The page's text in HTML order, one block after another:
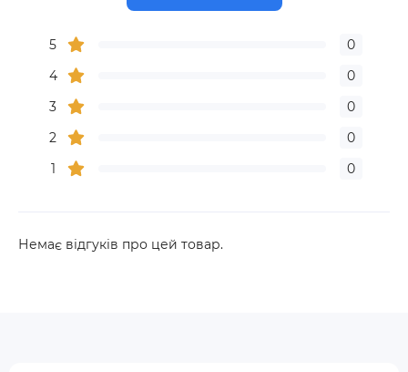
5
0
4
0
3
0
2
0
1
0
Немає відгуків про цей товар.